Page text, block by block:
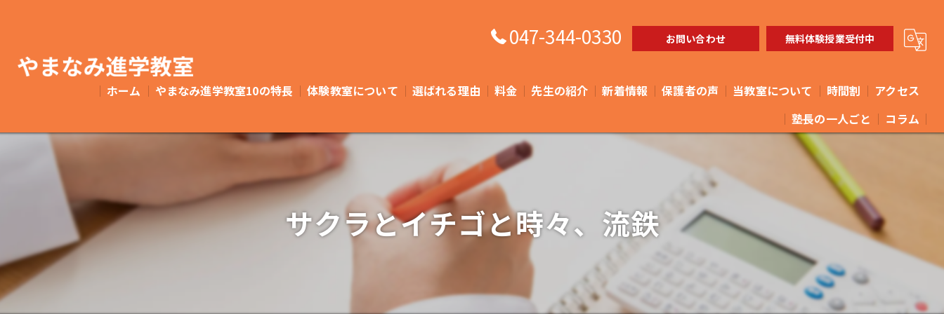
047-344-0330 お問い合わせ 無料体験授業受付中
ホーム やまなみ進学教室10の特⻑ 体験教室について 選ばれる理由
よくある質問
料金 先生の紹介 新着情報 保護者の声 当教室について
体験
時間割 アクセス
やまなみ進学教室 馬橋教室
やまなみ進学教室 矢切教室
塾長の一人ごと コラム
サクラとイチゴと時々、流鉄